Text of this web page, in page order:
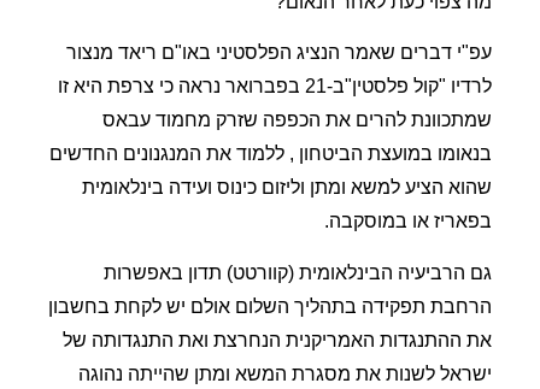
עפ"י דברים שאמר הנציג הפלסטיני באו"ם ריאד מנצור
לרדיו "קול פלסטין"ב-21 בפברואר נראה כי צרפת היא זו
שמתכוונת להרים את הכפפה שזרק מחמוד עבאס
בנאומו במועצת הביטחון , ללמוד את המנגנונים החדשים
שהוא הציע למשא ומתן וליזום כינוס ועידה בינלאומית
בפאריז או במוסקבה.
גם הרביעיה הבינלאומית (קוורטט) תדון באפשרות
הרחבת תפקידה בתהליך השלום אולם יש לקחת בחשבון
את ההתנגדות האמריקנית הנחרצת ואת התנגדותה של
ישראל לשנות את מסגרת המשא ומתן שהייתה נהוגה